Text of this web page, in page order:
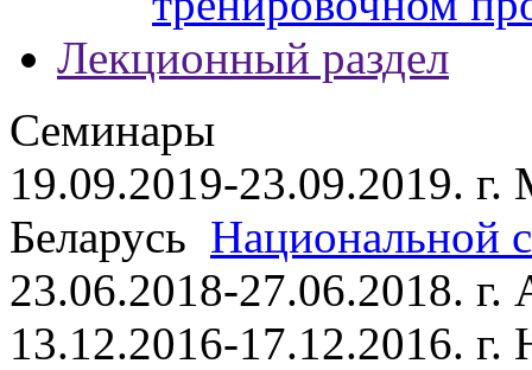
Лекционный раздел
Семинары
19.09.2019-23.09.2019. г.
Беларусь Национальной
23.06.2018-27.06.2018.
13.12.2016-17.12.2016.